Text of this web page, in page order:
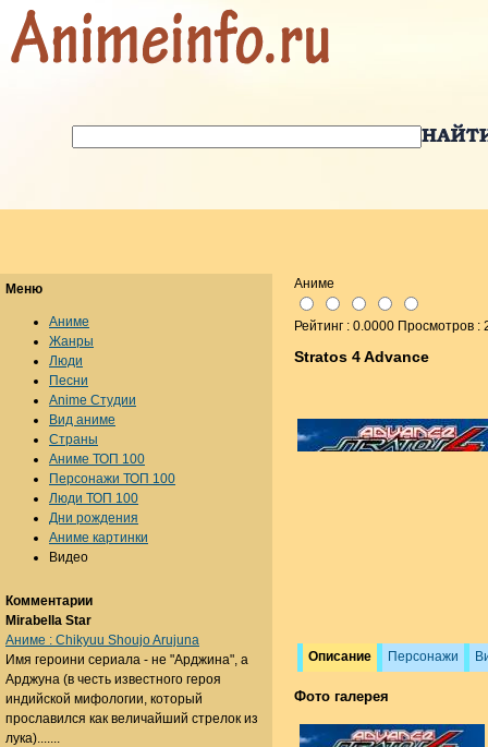
Аниме
Рейтинг : 0.0000 Просмотров :
Stratos 4 Advance
Описание Персонажи
Фото галерея
Меню
Аниме
Жанры
Люди
Песни
Anime Студии
Вид аниме
Страны
Аниме ТОП 100
Персонажи ТОП 100
Люди ТОП 100
Дни рождения
Аниме картинки
Видео
Комментарии
Mirabella Star
Аниме : Chikyuu Shoujo Arujuna
Имя героини сериала - не "Арджина", а
Арджуна (в честь известного героя
индийской мифологии, который
прославился как величайший стрелок из
лука).......